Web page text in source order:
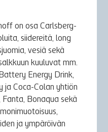
on osa Carlsberg-
siidereitä, long
vesiä sekä
kuuluvat mm.
Energy Drink,
ja Coca-Colan yhtiön
Bonaqua sekä
ja ympäröivän